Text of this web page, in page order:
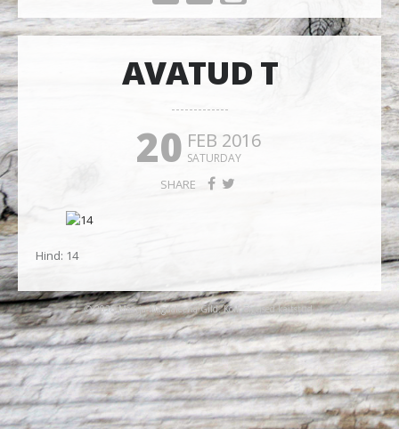
AVATUD T
20 FEB 2016
SATURDAY
SHARE
Hind: 14
© 2026 Maarja-Magdaleena Gild. Kõik õigused kaitstud.